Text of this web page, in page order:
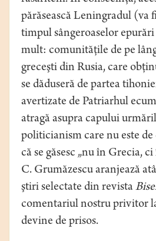
părăsească Leningradul (va
timpul sângeroaselor
mult: comunităţile de pe
greceşti din Rusia, care
se dăduseră de partea
avertizate de Patriarhul
atragă asupra capului
politicianism care nu este de
că se găsesc „nu în Grecia,
C. Grumăzescu aranjează
ştiri selectate din revista
comentariul nostru privitor
devine de prisos.